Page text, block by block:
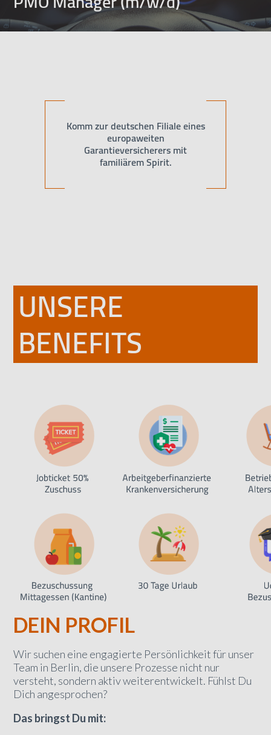
Komm zur deutschen Filiale eines
europaweiten
Garantieversicherers mit
familiärem Spirit.
UNSERE
BENEFITS
DEIN PROFIL
Wir suchen eine engagierte Persönlichkeit für unser
Team in Berlin, die unsere Prozesse nicht nur
versteht, sondern aktiv weiterentwickelt. Fühlst Du
Dich angesprochen?
Das bringst Du mit: